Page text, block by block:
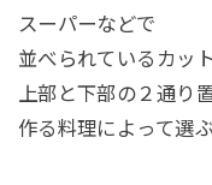
スーパーなどで
並べられているカッ
上部と下部の２通り
作る料理によって選